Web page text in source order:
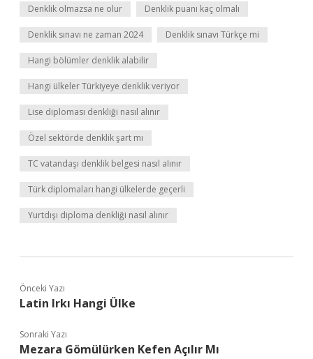
Denklik olmazsa ne olur Denklik puanı kaç olmalı
Denklik sınavı ne zaman 2024 Denklik sınavı Türkçe mi
Hangi bölümler denklik alabilir
Hangi ülkeler Türkiyeye denklik veriyor
Lise diploması denkliği nasıl alınır
Özel sektörde denklik şart mı
TC vatandaşı denklik belgesi nasıl alınır
Türk diplomaları hangi ülkelerde geçerli
Yurtdışı diploma denkliği nasıl alınır
Önceki Yazı
Latin Irkı Hangi Ülke
Sonraki Yazı
Mezara Gömülürken Kefen Açılır Mı